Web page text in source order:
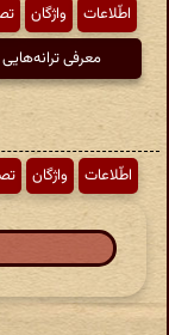
اطّلاعات واژگان
معرفی
اطّلاعات واژگان